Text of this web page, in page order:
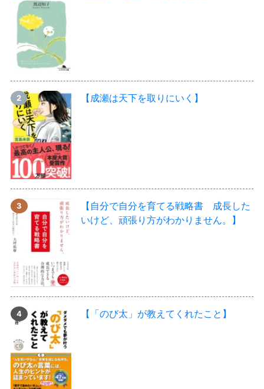
【成瀬は天下を取りにいく】
【自分で自分を育てる戦略書 成長した
いけど、頑張り方がわかりません。】
【「のび太」が教えてくれたこと】